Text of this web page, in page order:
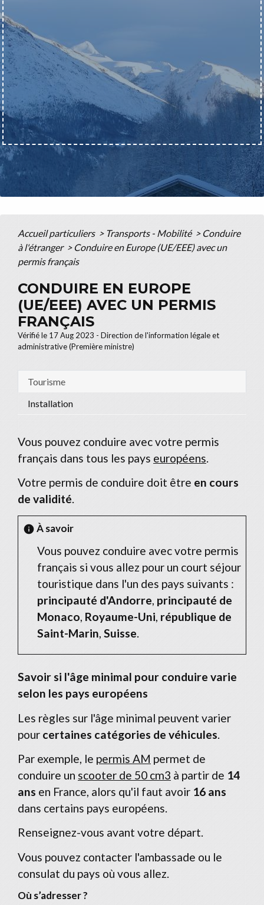
Accueil particuliers > Transports - Mobilité > Conduire
à l'étranger > Conduire en Europe (UE/EEE) avec un
permis français
CONDUIRE EN EUROPE
(UE/EEE) AVEC UN PERMIS
FRANÇAIS
Vérifié le 17 Aug 2023 - Direction de l'information légale et
administrative (Première ministre)
Tourisme
Installation
Vous pouvez conduire avec votre permis
français dans tous les pays européens.
Votre permis de conduire doit être en cours
de validité.
info À savoir
Vous pouvez conduire avec votre permis
français si vous allez pour un court séjour
touristique dans l'un des pays suivants :
principauté d'Andorre, principauté de
Monaco, Royaume-Uni, république de
Saint-Marin, Suisse.
Savoir si l'âge minimal pour conduire varie
selon les pays européens
Les règles sur l'âge minimal peuvent varier
pour certaines catégories de véhicules
Par exemple, le permis AM permet de
conduire un scooter de 50 cm3 à partir de 14
ans en France, alors qu'il faut avoir 16 ans
dans certains pays européens.
Renseignez-vous avant votre départ.
Vous pouvez contacter l'ambassade ou le
consulat du pays où vous allez.
Où s’adresser ?